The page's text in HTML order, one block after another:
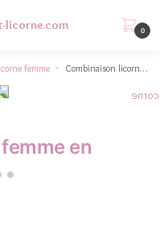
0
femme » Combinaison licorne femme en peluche boréale
en